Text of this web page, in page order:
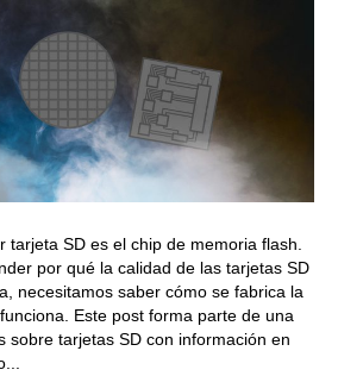
tarjeta SD es el chip de memoria flash.
por qué la calidad de las tarjetas SD
necesitamos saber cómo se fabrica la
Este post forma parte de una
sobre tarjetas SD con información en